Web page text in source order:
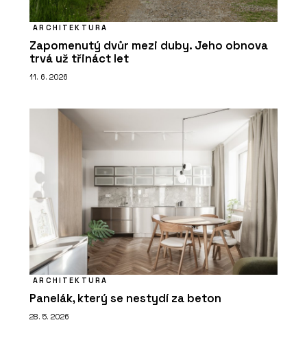
ARCHITEKTURA
Zapomenutý dvůr mezi duby. Jeho obnova
trvá už třináct let
11. 6. 2026
ARCHITEKTURA
Panelák, který se nestydí za beton
28. 5. 2026